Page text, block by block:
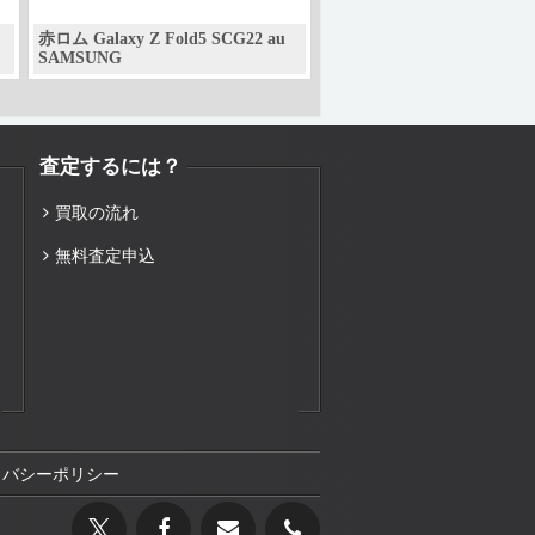
赤ロム Galaxy Z Fold5 SCG22 au
SAMSUNG
査定するには？
買取の流れ
無料査定申込
シーポリシー